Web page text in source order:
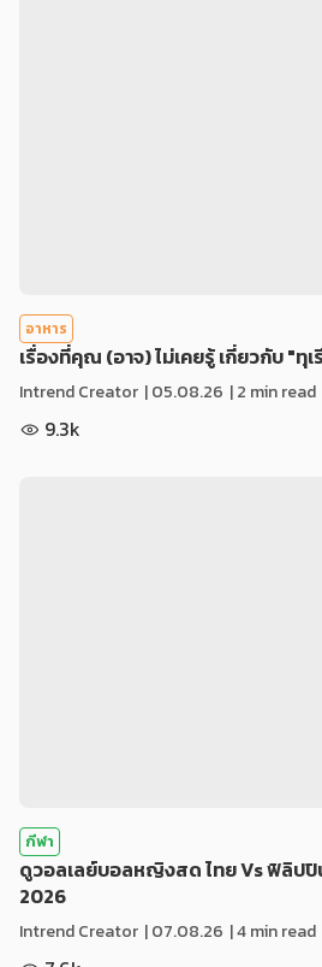
อาหาร
เรื่องที่คุณ (อาจ) ไม่เคยรู้ เกี่ยวกับ "ทุ
Intrend Creator |05.08.26 | 2 min read
9.3k
กีฬา
ดูวอลเลย์บอลหญิงสด ไทย Vs ฟิลิปปิ
2026
Intrend Creator |07.08.26 | 4 min read